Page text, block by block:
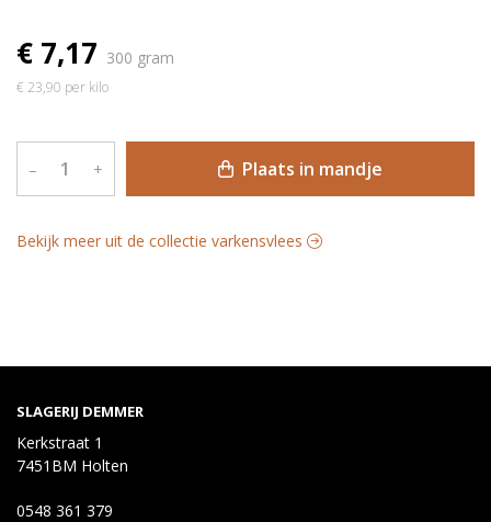
€ 7,17 300 gram
€ 23,90 per kilo
– + Plaats in mandje
Bekijk meer uit de collectie varkensvlees
SLAGERIJ DEMMER
Kerkstraat 1
7451BM Holten
0548 361 379